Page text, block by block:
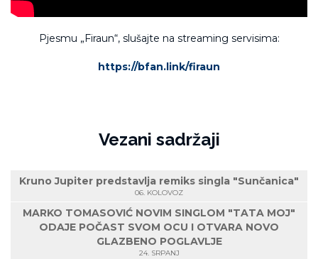
Pjesmu „Firaun“, slušajte na streaming servisima:
https://bfan.link/firaun
Vezani sadržaji
Kruno Jupiter predstavlja remiks singla "Sunčanica"
06. KOLOVOZ
MARKO TOMASOVIĆ NOVIM SINGLOM "TATA MOJ"
ODAJE POČAST SVOM OCU I OTVARA NOVO
GLAZBENO POGLAVLJE
24. SRPANJ